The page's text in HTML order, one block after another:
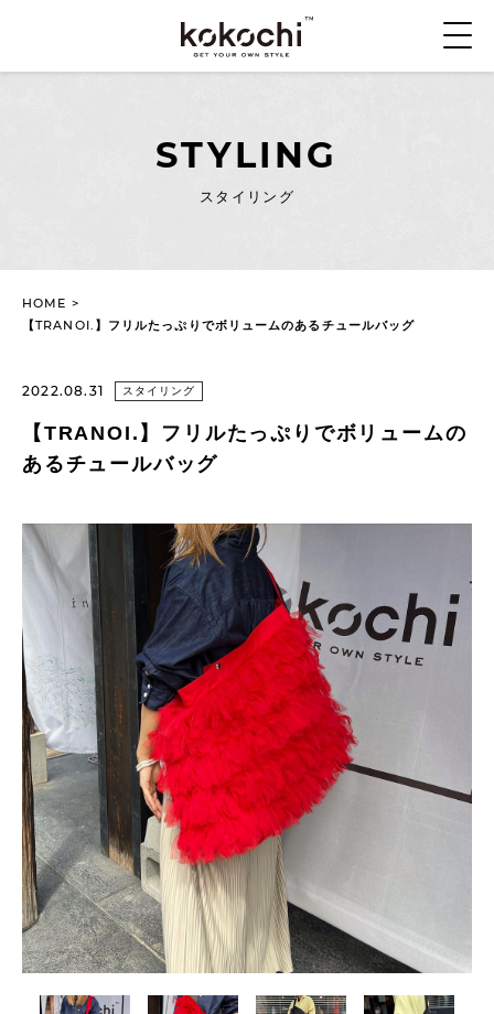
STYLING
スタイリング
HOME >
【TRANOI.】フリルたっぷりでボリュームのあるチュールバッグ
2022.08.31 スタイリング
【TRANOI.】フリルたっぷりでボリュームの
あるチュールバッグ